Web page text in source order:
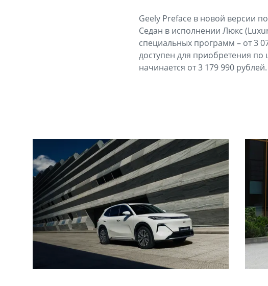
Geely Preface в новой версии
Седан в исполнении Люкс
специальных программ – от 3
доступен для приобретения
начинается от 3 179 990 рублей.